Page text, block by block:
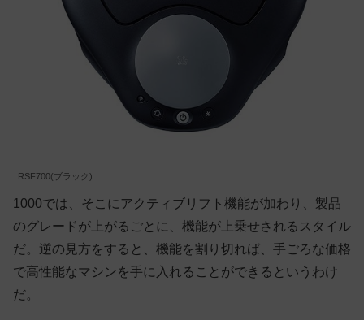
RSF700(ブラック)
1000では、そこにアクティブリフト機能が加わり、製品
のグレードが上がるごとに、機能が上乗せされるスタイル
だ。逆の見方をすると、機能を割り切れば、手ごろな価格
で高性能なマシンを手に入れることができるというわけ
だ。